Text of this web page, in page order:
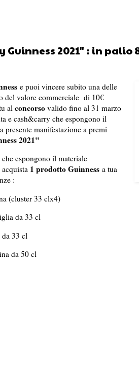
Guinness 2021" : in
e puoi vincere subito una delle
del valore commerciale di 10€
al concorso valido fino al 31 marzo
e cash&carry che espongono il
manifestazione a premi
2021"
che espongono il materiale
1 prodotto Guinnessa tua
:
(cluster 33 clx4)
da 33 cl
33 cl
da 50 cl